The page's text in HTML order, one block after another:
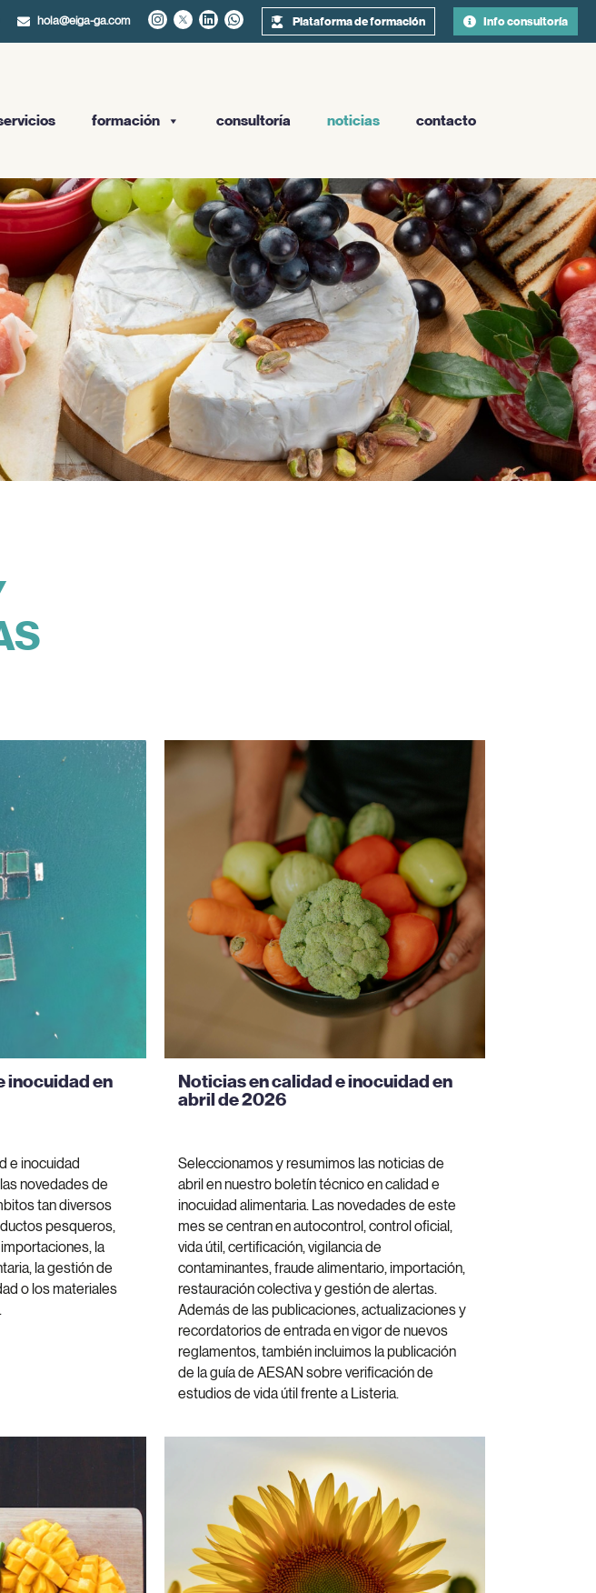
hola@eiga-ga.com Plataforma de formación Info consultoría
formación consultoría noticias contacto
inocuidad en
e inocuidad
novedades de
tan diversos
pesqueros,
la
la gestión de
o los materiales
Noticias en calidad e inocuidad en
abril de 2026
Seleccionamos y resumimos las noticias de
abril en nuestro boletín técnico en calidad e
inocuidad alimentaria. Las novedades de este
mes se centran en autocontrol, control oficial,
vida útil, certificación, vigilancia de
contaminantes, fraude alimentario, importación,
restauración colectiva y gestión de alertas.
Además de las publicaciones, actualizaciones y
recordatorios de entrada en vigor de nuevos
reglamentos, también incluimos la publicación
de la guía de AESAN sobre verificación de
estudios de vida útil frente a Listeria.